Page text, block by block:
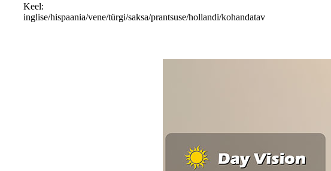
Keel:
inglise/hispaania/vene/türgi/saksa/prantsuse/hollandi/kohandatav